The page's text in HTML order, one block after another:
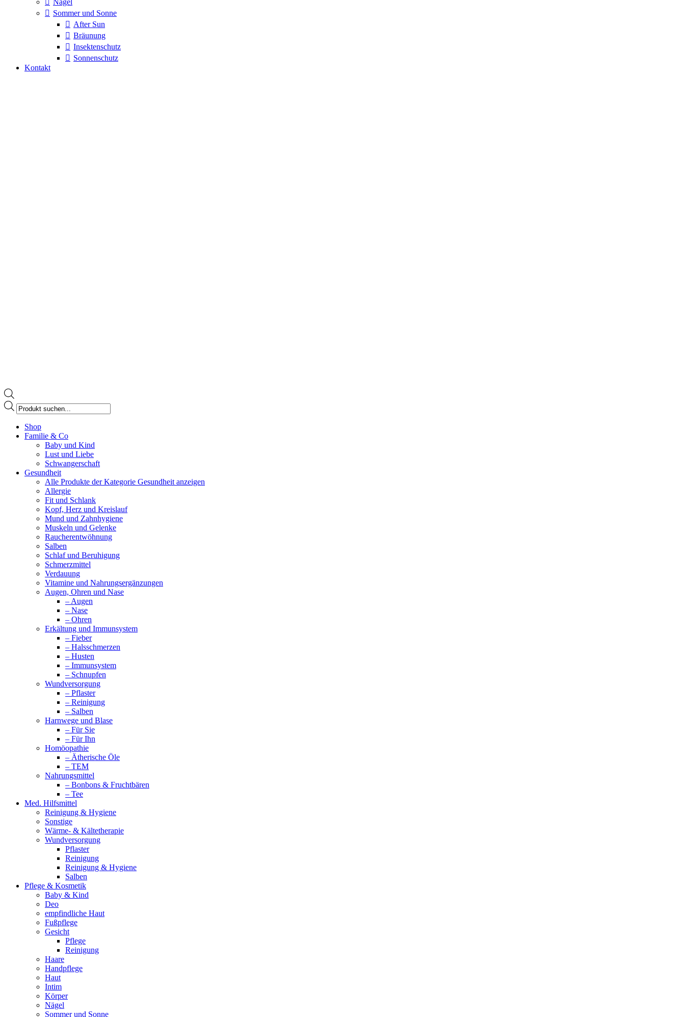
Nägel
Sommer und Sonne
After Sun
Bräunung
Insektenschutz
Sonnenschutz
Kontakt
Products
search
page
opens
Shop
Familie & Co
Baby und Kind
Lust und Liebe
Schwangerschaft
Gesundheit
Alle Produkte der Kategorie Gesundheit anzeigen
Allergie
Fit und Schlank
Kopf, Herz und Kreislauf
Mund und Zahnhygiene
Muskeln und Gelenke
Raucherentwöhnung
Salben
Schlaf und Beruhigung
Schmerzmittel
Verdauung
Vitamine und Nahrungsergänzungen
Augen, Ohren und Nase
– Augen
– Nase
– Ohren
Erkältung und Immunsystem
– Fieber
– Halsschmerzen
– Husten
– Immunsystem
– Schnupfen
Wundversorgung
– Pflaster
– Reinigung
– Salben
Harnwege und Blase
– Für Sie
– Für Ihn
Homöopathie
– Ätherische Öle
– TEM
Nahrungsmittel
– Bonbons & Fruchtbären
– Tee
Med. Hilfsmittel
Reinigung & Hygiene
Sonstige
Wärme- & Kältetherapie
Wundversorgung
Pflaster
Reinigung
Reinigung & Hygiene
Salben
Pflege & Kosmetik
Baby & Kind
Deo
empfindliche Haut
Fußpflege
Gesicht
Pflege
Reinigung
Haare
Handpflege
Haut
Intim
Körper
Nägel
Sommer und Sonne